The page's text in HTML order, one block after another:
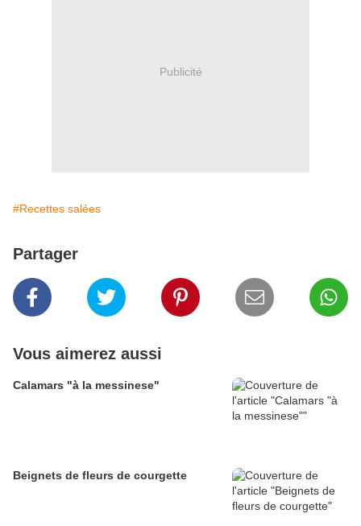
Publicité
#Recettes salées
Partager
Vous aimerez aussi
Calamars "à la messinese"
Beignets de fleurs de courgette